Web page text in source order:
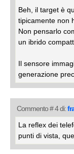
Beh, il target è
tipicamente non
Non pensarlo
un ibrido
Il sensore
generazione
Commento # 4 di:
La reflex dei
punti di vista,